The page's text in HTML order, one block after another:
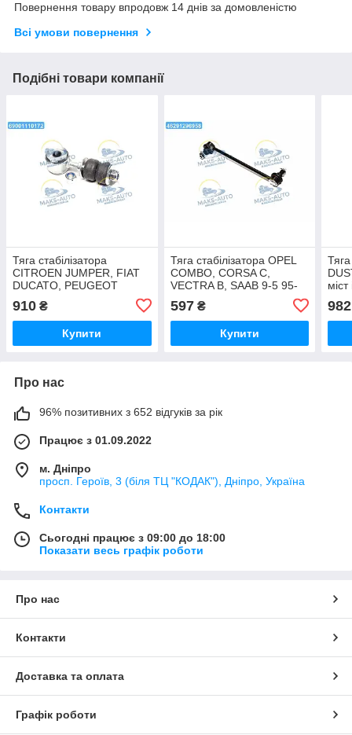
Повернення товару впродовж 14 днів за домовленістю
Всі умови повернення
Подібні товари компанії
Тяга стабілізатора
CITROEN JUMPER, FIAT
DUCATO, PEUGEOT
(Вир-во LEMFORDER)
36167 01 UA46
910 ₴
Купити
Тяга стабілізатора OPEL
COMBO, CORSA C,
VECTRA B, SAAB 9-5 95-
SIDEM) 9660 UA46
597₴
Купити
982
Про нас
96% позитивних з 652 відгуків за рік
Працює з 01.09.2022
м. Дніпро
просп. Героїв, 3 (біля ТЦ "КОДАК"), Дніпро, Україна
Контакти
Сьогодні працює з 09:00 до 18:00
Показати весь графік роботи
Про нас
Контакти
Доставка та оплата
Графік роботи